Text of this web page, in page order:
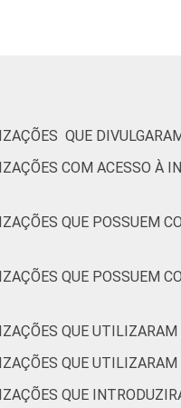
QUE
COM ACESSO
QUE POSSUEM
QUE POSSUEM
QUE
QUE
QUE